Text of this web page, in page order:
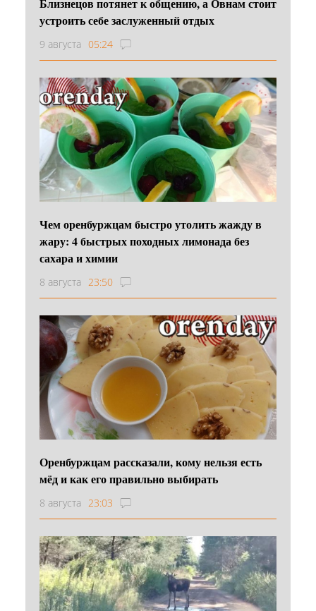
устроить себе заслуженный отдых
9 августа 05:24
Чем оренбуржцам быстро утолить жажду в
жару: 4 быстрых походных лимонада без
сахара и химии
8 августа 23:50
Оренбуржцам рассказали, кому нельзя есть
мёд и как его правильно выбирать
8 августа 23:03